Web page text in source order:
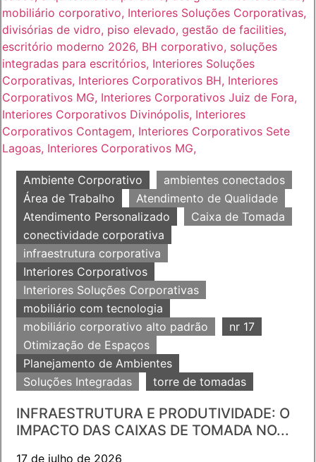
Ambiente Corporativo
ambientes conectados
Área de Trabalho
Atendimento de Qualidade
Atendimento Personalizado
Caixa de Tomada
conectividade corporativa
infraestrutura corporativa
Interiores Corporativos
Interiores Soluções Corporativas
mobiliário com tecnologia
mobiliário corporativo alto padrão
nr 17
Otimização de Espaços
Planejamento de Ambientes
Soluções Integradas
torre de tomadas
INFRAESTRUTURA E PRODUTIVIDADE: O
IMPACTO DAS CAIXAS DE TOMADA NO...
17 de julho de 2026